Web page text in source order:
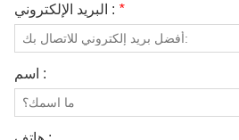
البريد الإلكتروني : *
اسم :